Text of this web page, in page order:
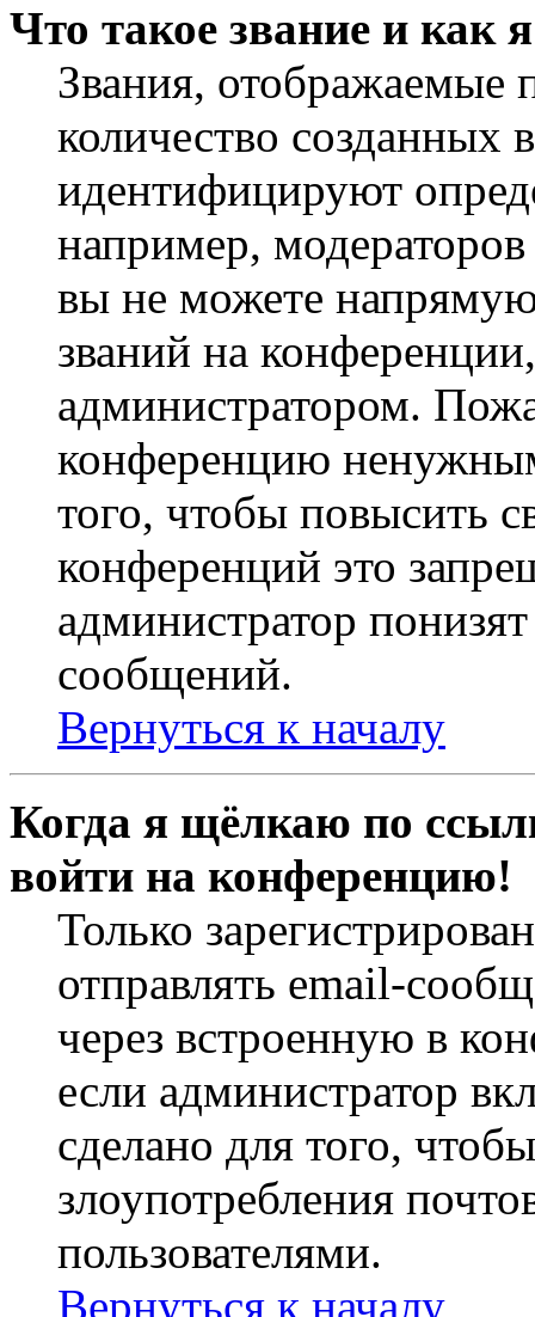
Что такое звание и как
Звания,
количество
идентифицируют
например,
вы не можете
званий на
администратором.
конференцию
того, чтобы повысить
конференций это
администратор
сообщений.
Вернуться к началу
Когда я щёлкаю по
войти на конференцию!
Только
отправлять email-
через встроенную в
если администратор
сделано для того,
злоупотребления
пользователями.
Вернуться к началу